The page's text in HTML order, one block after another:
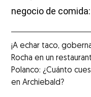
negocio de comida:
¡A echar taco,
Rocha en un
Polanco: ¿Cuánto
en Archiebald?